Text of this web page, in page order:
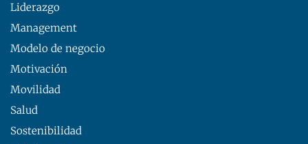
Liderazgo
Management
Modelo de negocio
Motivación
Movilidad
Salud
Sostenibilidad